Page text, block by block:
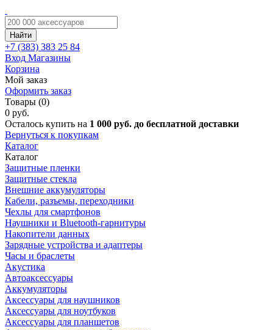
Найти
+7 (383) 383 25 84
Вход Магазины
Корзина
Мой заказ
Оформить заказ
Товары (0)
0 руб.
Осталось купить на 1 000 руб. до бесплатной доставки
Вернуться к покупкам
Каталог
Каталог
Защитные пленки
Защитные стекла
Внешние аккумуляторы
Кабели, разъемы, переходники
Чехлы для смартфонов
Наушники и Bluetooth-гарнитуры
Накопители данных
Зарядные устройства и адаптеры
Часы и браслеты
Акустика
Автоаксессуары
Аккумуляторы
Аксессуары для наушников
Аксессуары для ноутбуков
Аксессуары для планшетов